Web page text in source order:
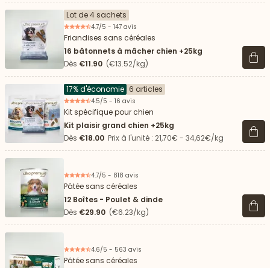
Lot de 4 sachets
4.7/5 - 147 avis
Friandises sans céréales
16 bâtonnets à mâcher chien +25kg
Dès €11.90 (€13.52/kg) Voir
17% d'économie 6 articles
4.5/5 - 16 avis
Kit spécifique pour chien
Kit plaisir grand chien +25kg
Dès €18.00 Prix à l'unité : 21,70€ - 34,62€/kg Voir
4.7/5 - 818 avis
Pâtée sans céréales
12 Boîtes - Poulet & dinde
Dès €29.90 (€6.23/kg) Voir
4.6/5 - 563 avis
Pâtée sans céréales